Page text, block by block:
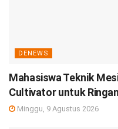
DENEWS
Mahasiswa Teknik
Cultivator untuk
Minggu, 9 Agustus 2026